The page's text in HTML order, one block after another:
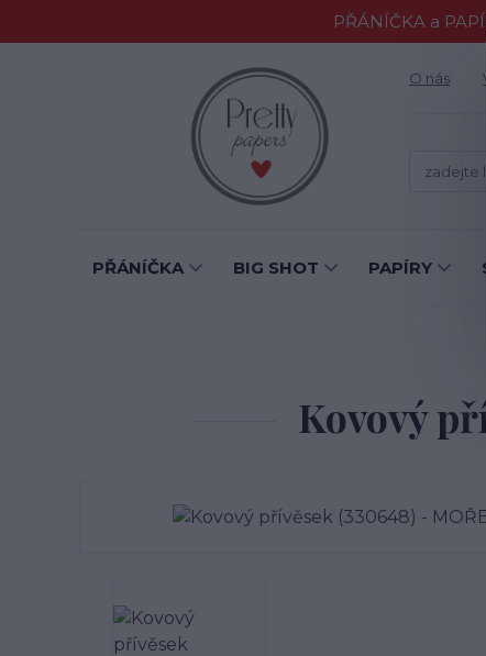
PŘÁNÍČKA a
O nás
PŘÁNÍČKA BIG SHOT PAPÍRY
Kovový